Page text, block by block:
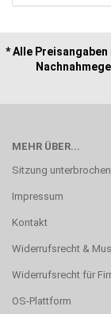
* Alle
MEHR ÜBER...
Sitzung unterbrochen
Impressum
Kontakt
Widerrufsrecht &
Widerrufsrecht für
OS-Plattform